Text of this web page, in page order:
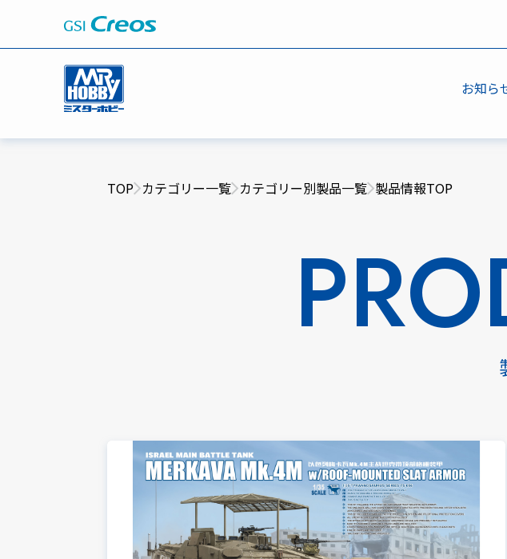
お知ら
TOP カテゴリー一覧 カテゴリー別製品一覧 製品情報TOP